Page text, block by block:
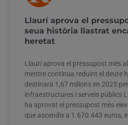
Llaurí aprova el
seua història llastrat
heretat
Llaurí aprova el pressupost més
mentre continua reduint el deute
destinarà 1,67 milions en 2025
infraestructures i serveis públics
ha aprovat el pressupost més
que ascendix a 1.670.443 euros,